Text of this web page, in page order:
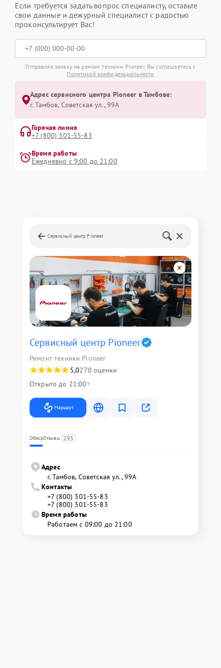
Если требуется задать вопрос специалисту, оставьте
свои данные и дежурный специалист с радостью
проконсультирует Вас!
Отправляя заявку на ремонт техники Pioneer, Вы соглашаетесь с
Политикой конфиденциальности
Адрес сервисного центра Pioneer в Тамбове:
г. Тамбов, Советская ул., 99А
Горячая линия
+7 (800) 301-55-83
Время работы
Ежедневно с 9:00 до 21:00
Сервисный центр Pioneer
Сервисный центр Pioneer
Ремонт техники Pioneer
5,0270 оценки
Открыто до 21:00
Маршрут
ОбзорОтзывы 295
Адрес
г. Тамбов, Советская ул., 99А
Контакты
+7 (800) 301-55-83
+7 (800) 301-55-83
Время работы
Работаем с 09:00 до 21:00